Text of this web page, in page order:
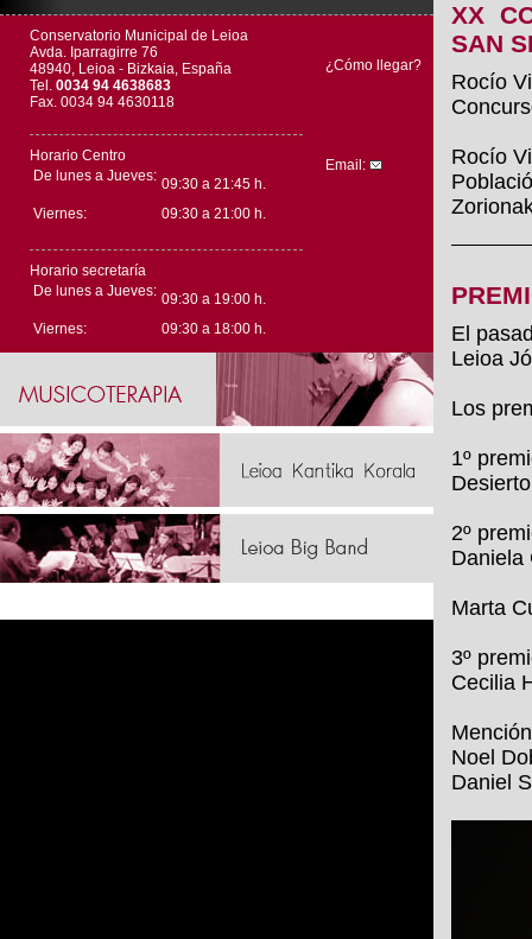
¿Cómo llegar?
Email:
Conservatorio Municipal de Leioa
Avda. Iparragirre 76
48940, Leioa - Bizkaia, España
Tel. 0034 94 4638683
Fax. 0034 94 4630118
Horario Centro
De lunes a Jueves: 09:30 a 21:45 h.
Viernes:
09:30 a 21:00 h.
Horario secretaría
De lunes a Jueves: 09:30 a 19:00 h.
Viernes:
09:30 a 18:00 h.
XX
SAN
Rocío
Rocío
El
Leioa
Los
1º
Desierto
2º
Daniela
Marta
3º
Cecilia
Noel
Daniel